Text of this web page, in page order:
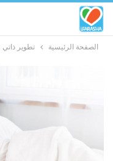
الصفحة الرئيسية تطوير